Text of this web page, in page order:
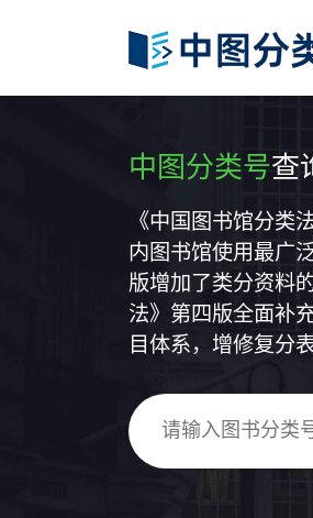
中图分类号查
《中国图书馆分类
内图书馆使用最广
版增加了类分资料
法》第四版全面补
目体系，增修复分